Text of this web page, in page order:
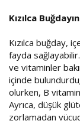
Kızılca
Kızılca buğday,
fayda
ve vitaminler
içinde
olurken, B
Ayrıca, düşük
zorlamadan